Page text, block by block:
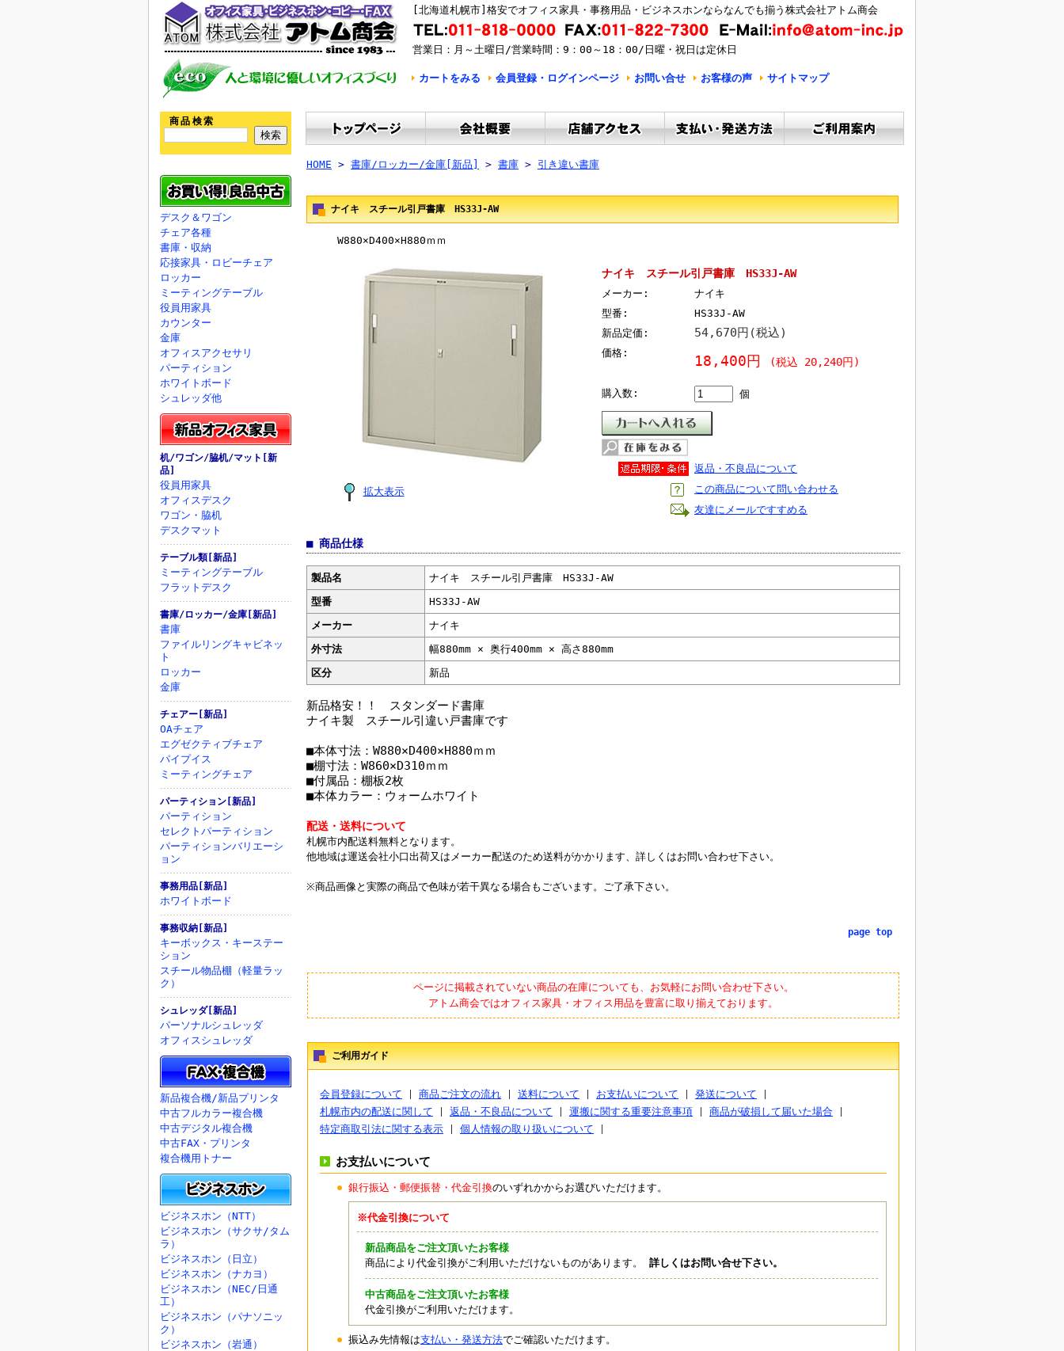
[北海道札幌市]格安でオフィス家具・事務用品・ビジネスホンならなんでも揃う株式会社アトム商会
営業日：月～土曜日/営業時間：9：00～18：00/日曜・祝日は定休日
カートをみる 会員登録・ログインページ お問い合せ お客様の声 サイトマップ
商品検索
デスク＆ワゴン
チェア各種
書庫・収納
応接家具・ロビーチェア
ロッカー
ミーティングテーブル
役員用家具
カウンター
金庫
オフィスアクセサリ
パーティション
ホワイトボード
シュレッダ他
机/ワゴン/脇机/マット[新
品]
役員用家具
オフィスデスク
ワゴン・脇机
デスクマット
テーブル類[新品]
ミーティングテーブル
フラットデスク
書庫/ロッカー/金庫[新品]
書庫
ファイルリングキャビネッ
ト
ロッカー
金庫
チェアー[新品]
OAチェア
エグゼクティブチェア
パイプイス
ミーティングチェア
パーティション[新品]
パーティション
セレクトパーティション
パーティションバリエーシ
ョン
事務用品[新品]
ホワイトボード
事務収納[新品]
キーボックス・キーステー
ション
スチール物品棚（軽量ラッ
ク）
シュレッダ[新品]
パーソナルシュレッダ
オフィスシュレッダ
新品複合機/新品プリンタ
中古フルカラー複合機
中古デジタル複合機
中古FAX・プリンタ
複合機用トナー
ビジネスホン（NTT）
ビジネスホン（サクサ/タム
ラ）
ビジネスホン（日立）
ビジネスホン（ナカヨ）
ビジネスホン（NEC/日通
工）
ビジネスホン（パナソニッ
ク）
ビジネスホン（岩通）
HOME > 書庫/ロッカー/金庫[新品] > 書庫 > 引き違い書庫
ナイキ スチール引戸書庫 HS33J-AW
W880×D400×H880ｍｍ
拡大表示
ナイキ スチール引戸書庫 HS33J-AW
メーカー:
ナイキ
型番:
HS33J-AW
新品定価:
54,670円(税込)
価格: 18,400円 (税込 20,240円)
購入数: 個
返品・不良品について
この商品について問い合わせる
友達にメールですすめる
■ 商品仕様
製品名
ナイキ スチール引戸書庫 HS33J-AW
型番
HS33J-AW
メーカー
ナイキ
外寸法
幅880mm × 奥行400mm × 高さ880mm
区分
新品
新品格安！！ スタンダード書庫
ナイキ製 スチール引違い戸書庫です
■本体寸法：W880×D400×H880ｍｍ
■棚寸法：W860×D310ｍｍ
■付属品：棚板2枚
■本体カラー：ウォームホワイト
配送・送料について
札幌市内配送料無料となります。
他地域は運送会社小口出荷又はメーカー配送のため送料がかかります、詳しくはお問い合わせ下さい。
※商品画像と実際の商品で色味が若干異なる場合もございます。ご了承下さい。
page top
ページに掲載されていない商品の在庫についても、お気軽にお問い合わせ下さい。
アトム商会ではオフィス家具・オフィス用品を豊富に取り揃えております。
ご利用ガイド
会員登録について 商品ご注文の流れ 送料について お支払いについて
発送について
札幌市内の配送に関して
返品・不良品について 運搬に関する重要注意事項
商品が破損して届いた場合
特定商取引法に関する表示
個人情報の取り扱いについて
お支払いについて
銀行振込・郵便振替・代金引換のいずれかからお選びいただけます。
※代金引換について
新品商品をご注文頂いたお客様
商品により代金引換がご利用いただけないものがあります。 詳しくはお問い合せ下さい。
中古商品をご注文頂いたお客様
代金引換がご利用いただけます。
振込み先情報は支払い・発送方法でご確認いただけます。